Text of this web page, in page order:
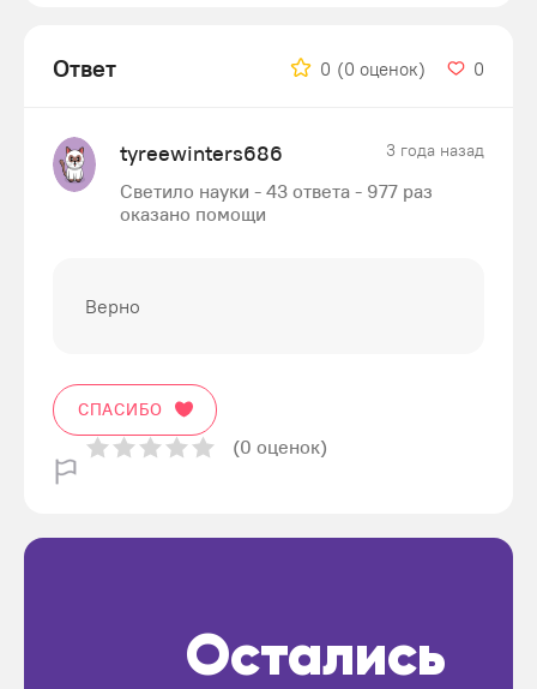
Ответ 0 (0 оценок) 0
tyreewinters686 3 года назад
Светило науки - 43 ответа - 977 раз
оказано помощи
Верно
СПАСИБО
(0 оценок)
Остались